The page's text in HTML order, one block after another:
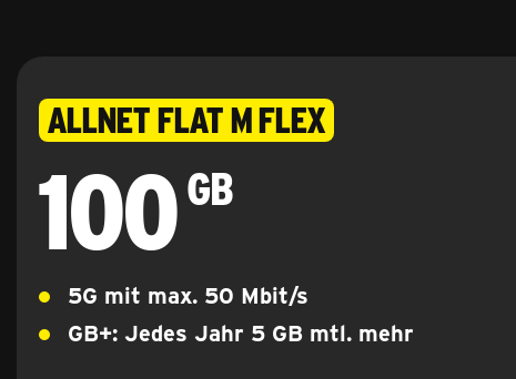
Allnet Flat M flex
100 Gigabyte
100GB
5G mit max. 50 Mbit/s
GB+: Jedes Jahr 5 GB mtl. mehr